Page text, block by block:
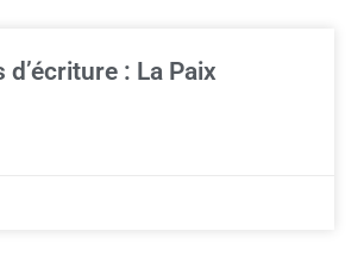
d’écriture : La Paix